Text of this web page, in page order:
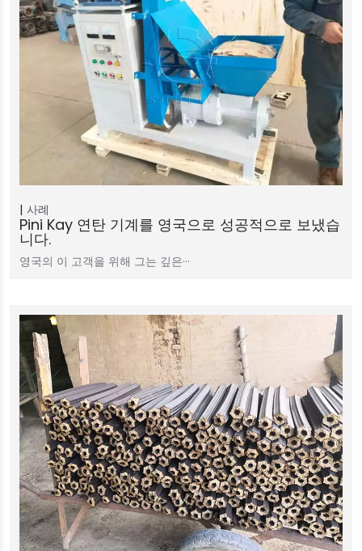
사례
Pini Kay 연탄 기계를 영국으로 성공적으로 보냈습
니다.
영국의 이 고객을 위해 그는 깊은···